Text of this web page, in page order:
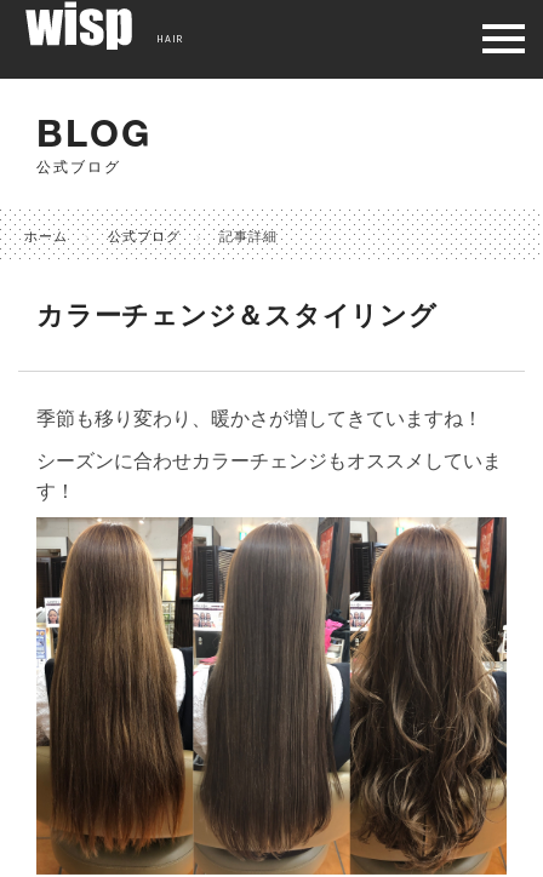
BLOG
公式ブログ
ホーム 公式ブログ 記事詳細
カラーチェンジ＆スタイリング
季節も移り変わり、暖かさが増してきていますね！
シーズンに合わせカラーチェンジもオススメしていま
す！
HAIR